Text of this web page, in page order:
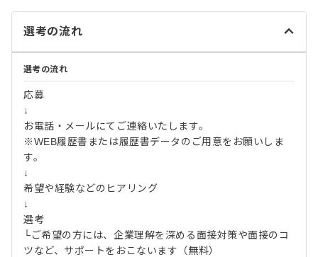
選考の流れ
選考の流れ
応募
↓
お電話・メールにてご連絡いたします。
※WEB履歴書または履歴書データのご用意をお願いしま
す。
↓
希望や経験などのヒアリング
↓
選考
└ご希望の方には、企業理解を深める面接対策や面接のコ
ツなど、サポートをおこないます（無料）